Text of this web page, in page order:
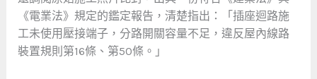
《電業法》規定的鑑定報告，清楚指出：「插座迴路施
工未使用壓接端子，分路開關容量不足，違反屋內線路
裝置規則第16條、第50條。」